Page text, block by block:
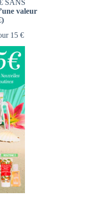
SANS
valeur
15 €